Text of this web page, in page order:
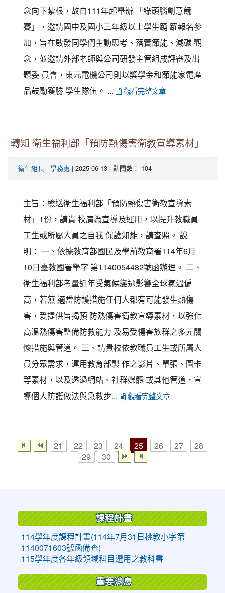
念向下紮根，故自111年起舉辦 「綠頭腦創意競
賽」，邀請國中及國小三年級以上學生踴 躍報名參
加，旨在啟發同學們主動思考、落實節能、減碳 觀
念，並邀請外部老師與公司研發主管組成評審及出
題委 員會，東元電機公司則以獎學金和節能家電產
品鼓勵獲勝 學生隊伍。 ...
觀看完整文章
轉知 衛生福利部「預防熱傷害衛教宣導素材」
衛生組長 - 學務處 | 2025-06-13 | 點閱數： 104
主旨：檢送衛生福利部「預防熱傷害衛教宣導素
材」1份，請貴 校廣為宣導及運用，以提升教職員
工生或所屬人員之自我 保護知能，請查照。 說
明： 一、依據教育部國民及學前教育署114年6月
10日臺教國署學字 第1140054482號函辦理。 二、
衛生福利部考量近年受氣候變遷影響全球氣溫偏
高，若無 適當防護措施任何人都有可能發生熱傷
害，爰提供旨揭預 防熱傷害衛教宣導素材，以強化
高溫熱傷害整備防救能力 及易受傷害族群之多元關
懷措施與管道。 三、請貴校依教職員工生或所屬人
員分眾需求，運用教育部製 作之影片、單張、圖卡
等素材，以及透過網站、社群媒體 或其他管道，宣
導個人防護做法與急救步...
觀看完整文章
21 22 23 24 25 26 27
28
29
30
課程計畫
114學年度課程計畫(114年7月31日桃教小字第
1140071603號函備查)
115學年度各年級領域科目選用之教科書
重要消息